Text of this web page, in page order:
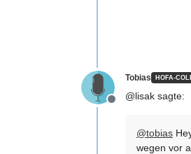
Offline
Tobias HOFA-
@lisak sagte:
@tobias
wegen vor